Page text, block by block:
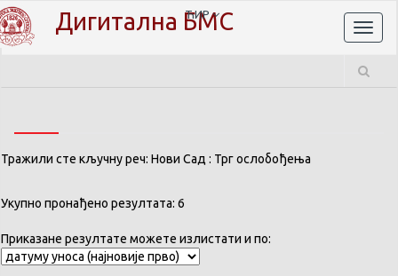
Дигитална БМС
ЋИР
Тражили сте кључну реч: Нови Сад : Трг ослобођења
Укупно пронађено резултата: 6
Приказане резултате можете излистати и по: